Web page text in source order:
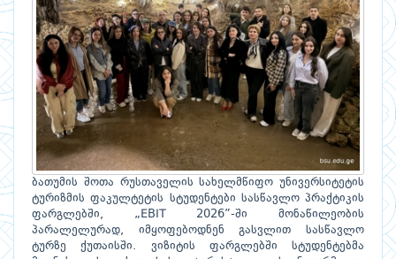
ბათუმის შოთა რუსთაველის სახელმწიფო უნივერსიტეტის
ტურიზმის ფაკულტეტის სტუდენტები სასწავლო პრაქტიკის
ფარგლებში, „EBIT 2026”-ში მონაწილეობის
პარალელურად, იმყოფებოდნენ გასვლით სასწავლო
ტურზე ქუთაისში. ვიზიტის ფარგლებში სტუდენტებმა